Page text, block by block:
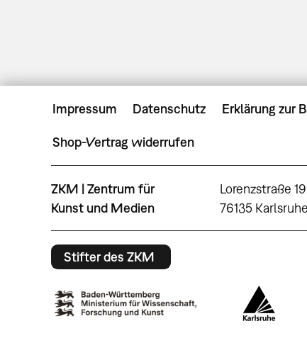
Impressum Datenschutz Erklärung zur
Shop-Vertrag widerrufen
ZKM | Zentrum für
Kunst und Medien
Lorenzstraße 19
76135 Karlsruhe
Stifter des ZKM